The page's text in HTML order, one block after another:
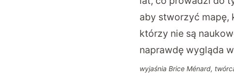
aby stworzyć mapę,
którzy nie są
naprawdę wygląda
wyjaśnia Brice Ménard,